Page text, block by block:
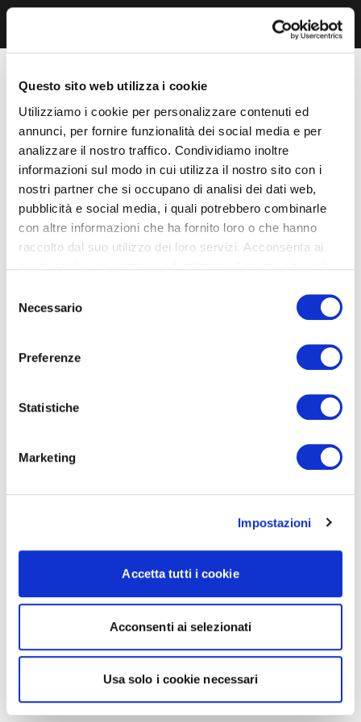
Questo sito web utilizza i cookie
Utilizziamo i cookie per personalizzare contenuti ed
annunci, per fornire funzionalità dei social media e per
analizzare il nostro traffico. Condividiamo inoltre
informazioni sul modo in cui utilizza il nostro sito con i
nostri partner che si occupano di analisi dei dati web,
pubblicità e social media, i quali potrebbero combinarle
con altre informazioni che ha fornito loro o che hanno
raccolto dal suo utilizzo dei loro servizi. Acconsenta ai
delNecessario
Preferenze
Statistiche
Marketing
Impostazioni
Accetta tutti i cookie
Acconsenti ai selezionati
Usa solo i cookie necessari